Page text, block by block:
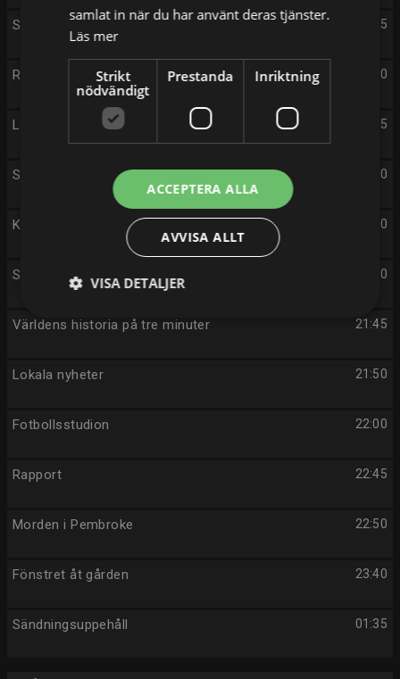
19:25
Svenska designklassiker
19:30
Rapport
19:55
Lokala nyheter
20:00
Seniorsurfarna
20:30
Kulturtanter på resa
21:00
Svärtan
21:45
Världens historia på tre minuter
21:50
Lokala nyheter
22:00
Fotbollsstudion
22:45
Rapport
22:50
Morden i Pembroke
23:40
Fönstret åt gården
01:35
Sändningsuppehåll
samlat in när du har använt deras tjänster.
Läs mer
Strikt
nödvändigt
Prestanda Inriktning
ACCEPTERA ALLA
AVVISA ALLT
VISA DETALJER